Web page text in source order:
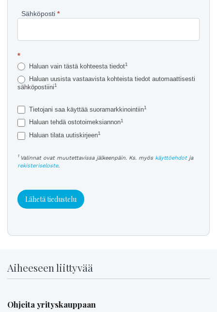
Sähköposti *
*
Haluan vain tästä kohteesta tiedot1
Haluan uusista vastaavista kohteista tiedot automaattisesti
sähköpostiini1
Tietojani saa käyttää suoramarkkinointiin1
Haluan tehdä ostotoimeksiannon1
Haluan tilata uutiskirjeen1
1 Valinnat ovat muutettavissa jälkeenpäin. Ks. myös käyttöehdotja
rekisteriseloste.
Lähetä tiedustelu
Aiheeseen liittyvää
Ohjeita yrityskauppaan